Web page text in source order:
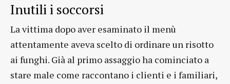
Inutili i soccorsi
La vittima dopo aver esaminato il menù
attentamente aveva scelto di ordinare un risotto
ai funghi. Già al primo assaggio ha cominciato a
stare male come raccontano i clienti e i familiari,